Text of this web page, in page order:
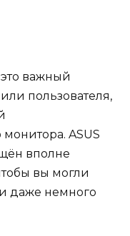
важный
пользователя,
ASUS
вполне
вы могли
даже немного